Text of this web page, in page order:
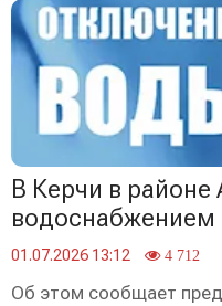
В Керчи в
водоснабжением
01.07.2026 13:12 4 712
Об этом сообщает